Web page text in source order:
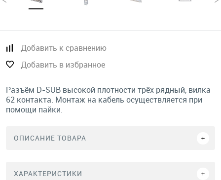
Добавить к сравнению
Добавить в избранное
Разъём D-SUB высокой плотности трёх рядный, вилка
62 контакта. Монтаж на кабель осуществляется при
помощи пайки.
ОПИСАНИЕ ТОВАРА
ХАРАКТЕРИСТИКИ